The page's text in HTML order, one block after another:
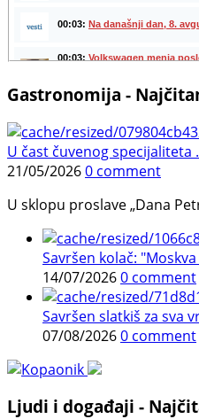
Gastronomija -
U čast čuvenog specijaliteta
21/05/20260 comment
U sklopu proslave „Dana
Savršen kolač:
14/07/20260 comment
Savršen slatkiš za sva
07/08/20260 comment
Ljudi i događaji -